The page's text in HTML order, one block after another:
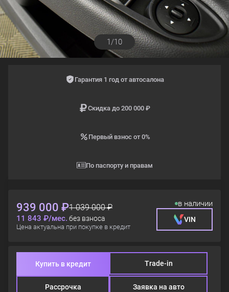
1/10
Гарантия 1 год от автосалона
Скидка до 200 000 ₽
Первый взнос от 0%
По паспорту и правам
939 000 ₽1 039 000 ₽
11 843 ₽/мес. без взноса
Цена актуальна при покупке в кредит
в наличии
VIN
Купить в кредит Trade-in
Рассрочка Заявка на авто